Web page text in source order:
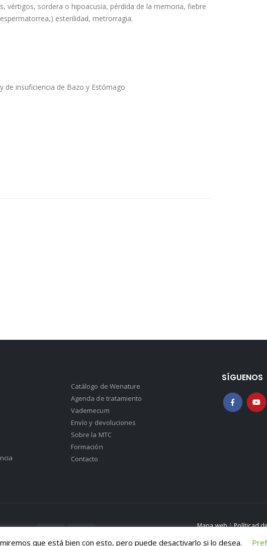
vértigos, sordera o hipoacusia, pérdida de la memoria, fiebre
esterilidad, metrorragia.
de insuficiencia de Bazo y Estómago
Catálogo de Wenature
Agenda de tratamiento
Vademecum
Envío y devoluciones
Sobre la MTC
Formación
Contacto
SÍGUENOS
Mapa web|Políticad
que está bien con esto, pero puede desactivarlo si lo desea.